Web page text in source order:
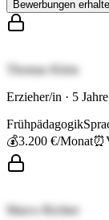
Bewerbungen
Thomas Klein
Erzieher/in · 5
Frühpädagogik
💰3.200 €/Monat⏰
Marco Richter